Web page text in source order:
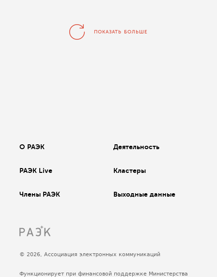
ПОКАЗАТЬ БОЛЬШЕ
О РАЭК Деятельность
РАЭК Live Кластеры
Члены РАЭК Выходные данные
© 2026, Ассоциация электронных коммуникаций
Функционирует при финансовой поддержке Министерства